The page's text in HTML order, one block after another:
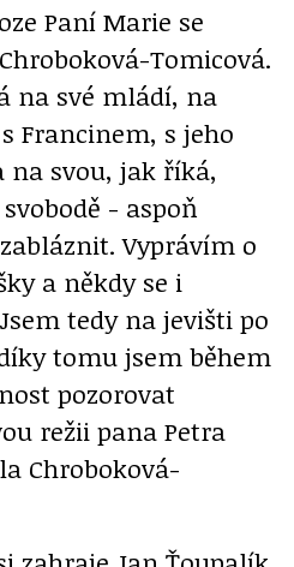
Paní Marie se
Tomicová.
na své mládí, na
Francinem, s jeho
na svou, jak říká,
- aspoň
Vyprávím o
a někdy se i
tedy na jevišti po
tomu jsem během
pozorovat
režii pana Petra
Chroboková-